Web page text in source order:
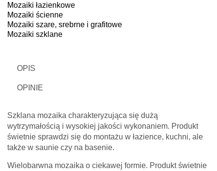
Mozaiki łazienkowe
Mozaiki ścienne
Mozaiki szare, srebrne i grafitowe
Mozaiki szklane
OPIS
OPINIE
Szklana mozaika charakteryzująca się dużą
wytrzymałością i wysokiej jakości wykonaniem. Produkt
świetnie sprawdzi się do montażu w łazience, kuchni, ale
także w saunie czy na basenie.
Wielobarwna mozaika o ciekawej formie. Produkt świetnie